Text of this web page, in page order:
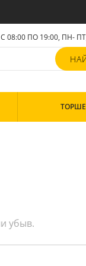
С 08:00 ПО 19:00, ПН-